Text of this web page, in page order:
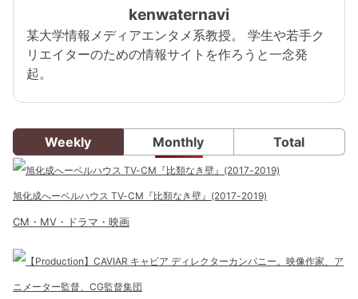
kenwaternavi
某大学情報メディアエンタメ系教授。 学生や若手ク
リエイターのための情報サイトを作ろうと一念発
起。
Weekly Monthly Total
旭化成へーベルハウス TV-CM『比類なき壁』(2017-2019)
CM・MV・ドラマ・映画